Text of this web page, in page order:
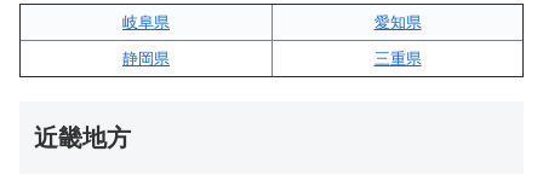
岐阜県
愛知県
静岡県
三重県
近畿地方